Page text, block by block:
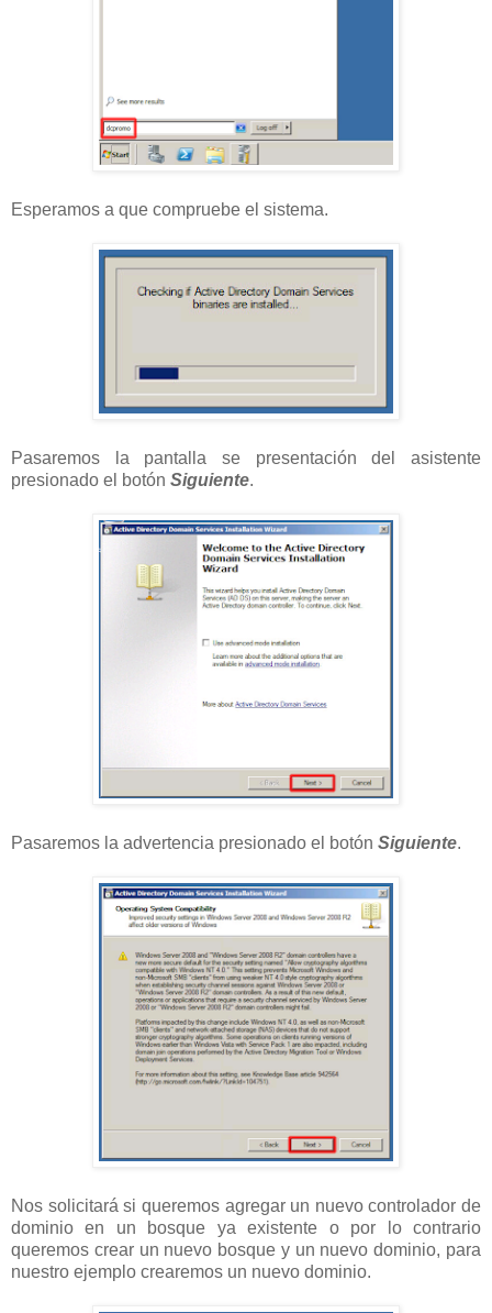
Esperamos a que compruebe el sistema.
Pasaremos la pantalla se presentación del asistente
presionado el botón Siguiente.
Pasaremos la advertencia presionado el botón Siguiente.
Nos solicitará si queremos agregar un nuevo controlador de
dominio en un bosque ya existente o por lo contrario
queremos crear un nuevo bosque y un nuevo dominio, para
nuestro ejemplo crearemos un nuevo dominio.